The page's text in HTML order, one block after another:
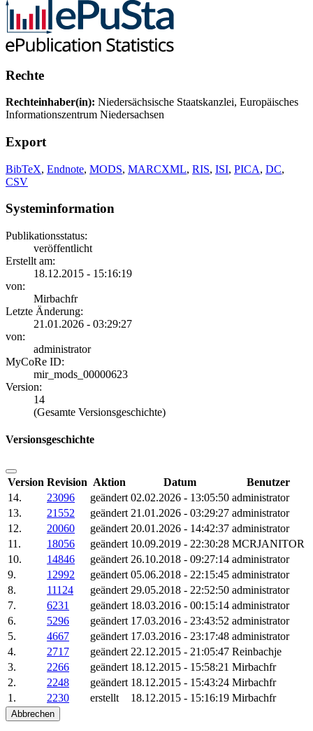
Rechte
Rechteinhaber(in): Niedersächsische Staatskanzlei, Europäisches
Informationszentrum Niedersachsen
Export
BibTeX, Endnote, MODS, MARCXML, RIS, ISI, PICA, DC,
CSV
Systeminformation
Publikationsstatus:
veröffentlicht
Erstellt am:
18.12.2015 - 15:16:19
von:
Mirbachfr
Letzte Änderung:
21.01.2026 - 03:29:27
von:
administrator
MyCoRe ID:
mir_mods_00000623
Version:
14
(Gesamte Versionsgeschichte)
Versionsgeschichte
Version Revision Aktion Datum
Benutzer
14.
23096 geändert 02.02.2026 - 13:05:50 administrator
13.
21552 geändert 21.01.2026 - 03:29:27 administrator
12.
20060 geändert 20.01.2026 - 14:42:37 administrator
11.
18056 geändert 10.09.2019 - 22:30:28 MCRJANITOR
10.
14846 geändert 26.10.2018 - 09:27:14 administrator
9.
12992 geändert 05.06.2018 - 22:15:45 administrator
8.
11124 geändert 29.05.2018 - 22:52:50 administrator
7.
6231 geändert 18.03.2016 - 00:15:14 administrator
6.
5296 geändert 17.03.2016 - 23:43:52 administrator
5.
4667 geändert 17.03.2016 - 23:17:48 administrator
4.
2717 geändert 22.12.2015 - 21:05:47 Reinbachje
3.
2266 geändert 18.12.2015 - 15:58:21 Mirbachfr
2.
2248 geändert 18.12.2015 - 15:43:24 Mirbachfr
1.
2230 erstellt 18.12.2015 - 15:16:19 Mirbachfr
Abbrechen